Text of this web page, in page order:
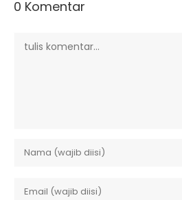
0 Komentar